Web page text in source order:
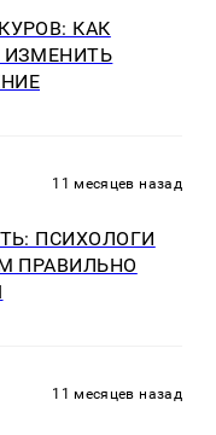
КАК
11 месяцев назад
ПСИХОЛОГИ
ПРАВИЛЬНО
11 месяцев назад